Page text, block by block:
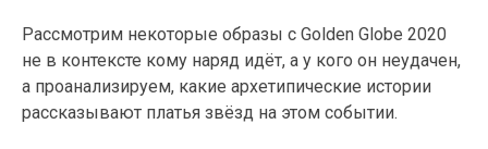
Рассмотрим некоторые образы с Golden Globe 2020
не в контексте кому наряд идёт, а у кого он неудачен,
а проанализируем, какие архетипические истории
рассказывают платья звёзд на этом событии.